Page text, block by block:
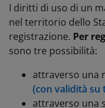
I diritti di uso di un
nel territorio dello
registrazione. Per
sono tre possibilità:
attraverso una
(con validità su
attraverso una